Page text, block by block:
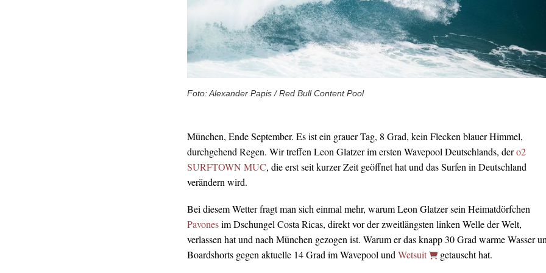
Foto: Alexander Papis / Red Bull Content Pool
München, Ende September. Es ist ein grauer Tag, 8 Grad, kein Flecken blauer Himmel,
durchgehend Regen. Wir treffen Leon Glatzer im ersten Wavepool Deutschlands, dero2
SURFTOWN MUC, die erst seit kurzer Zeit geöffnet hat und das Surfen in Deutschland
verändern wird.
Bei diesem Wetter fragt man sich einmal mehr, warum Leon Glatzer sein Heimatdörfchen
Pavonesim Dschungel Costa Ricas, direkt vor der zweitlängsten linken Welle der Welt,
verlassen hat und nach München gezogen ist. Warum er das knapp 30 Grad warme Wasser
Boardshorts gegen aktuelle 14 Grad im Wavepool undWetsuit getauscht hat.